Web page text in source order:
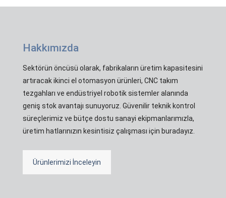
Hakkımızda
Sektörün öncüsü olarak, fabrikaların üretim kapasitesini
artıracak ikinci el otomasyon ürünleri, CNC takım
tezgahları ve endüstriyel robotik sistemler alanında
geniş stok avantajı sunuyoruz. Güvenilir teknik kontrol
süreçlerimiz ve bütçe dostu sanayi ekipmanlarımızla,
üretim hatlarınızın kesintisiz çalışması için buradayız.
Ürünlerimizi İnceleyin